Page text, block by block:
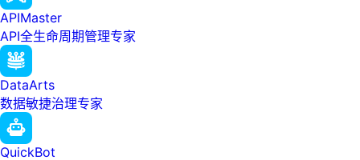
APIMaster
API全生命周期管理专家
DataArts
数据敏捷治理专家
QuickBot